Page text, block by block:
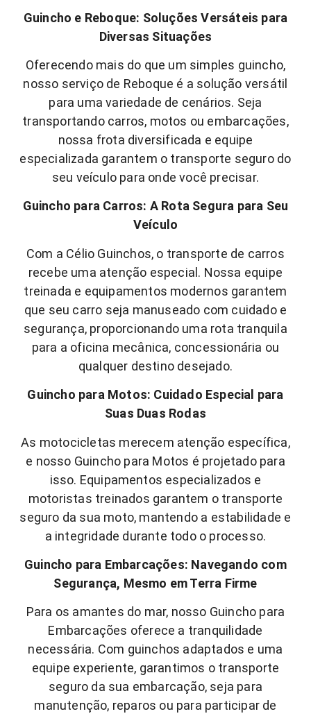
Guincho e Reboque: Soluções Versáteis para
Diversas Situações
Oferecendo mais do que um simples guincho,
nosso serviço de Reboque é a solução versátil
para uma variedade de cenários. Seja
transportando carros, motos ou embarcações,
nossa frota diversificada e equipe
especializada garantem o transporte seguro do
seu veículo para onde você precisar.
Guincho para Carros: A Rota Segura para Seu
Veículo
Com a Célio Guinchos, o transporte de carros
recebe uma atenção especial. Nossa equipe
treinada e equipamentos modernos garantem
que seu carro seja manuseado com cuidado e
segurança, proporcionando uma rota tranquila
para a oficina mecânica, concessionária ou
qualquer destino desejado.
Guincho para Motos: Cuidado Especial para
Suas Duas Rodas
As motocicletas merecem atenção específica,
e nosso Guincho para Motos é projetado para
isso. Equipamentos especializados e
motoristas treinados garantem o transporte
seguro da sua moto, mantendo a estabilidade e
a integridade durante todo o processo.
Guincho para Embarcações: Navegando com
Segurança, Mesmo em Terra Firme
Para os amantes do mar, nosso Guincho para
Embarcações oferece a tranquilidade
necessária. Com guinchos adaptados e uma
equipe experiente, garantimos o transporte
seguro da sua embarcação, seja para
manutenção, reparos ou para participar de